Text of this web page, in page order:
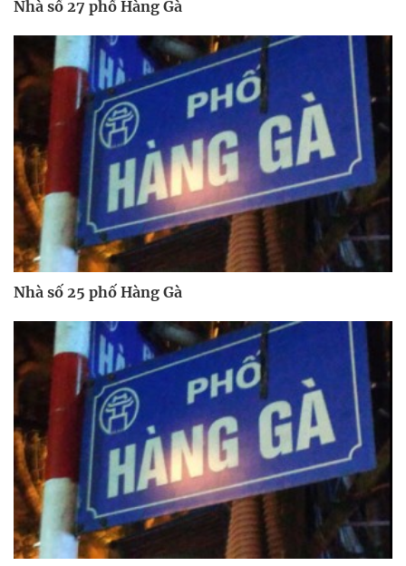
Nhà số 27 phố Hàng Gà
Nhà số 25 phố Hàng Gà